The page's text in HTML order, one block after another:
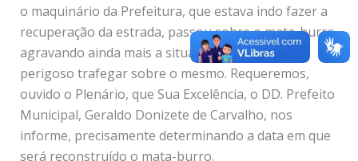
o maquinário da Prefeitura, que estava indo fazer a
recuperação da estrada, passou sobre o mata-burro,
agravando ainda mais a situação e tornando
perigoso trafegar sobre o mesmo. Requeremos,
ouvido o Plenário, que Sua Excelência, o DD. Prefeito
Municipal, Geraldo Donizete de Carvalho, nos
informe, precisamente determinando a data em que
será reconstruído o mata-burro.